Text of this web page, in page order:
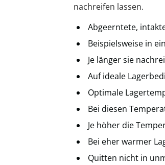
nachreifen lassen.
Abgeerntete,
Beispielsweise in
Je länger sie
Auf ideale
Optimale
Bei diesen
Je höher die
Bei eher warmer
Quitten nicht in